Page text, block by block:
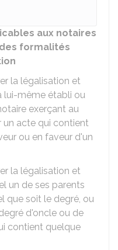
aux notaires
formalités
la légalisation et
lui-même établi ou
exerçant au
un acte qui contient
ou en faveur d'un
la légalisation et
un de ses parents
que soit le degré, ou
d'oncle ou de
contient quelque